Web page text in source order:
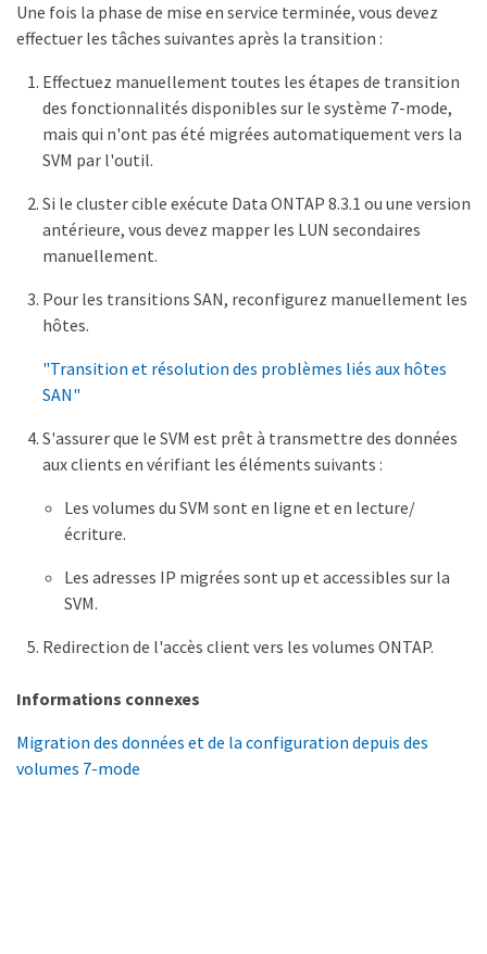
Une fois la phase de mise en service terminée, vous devez
effectuer les tâches suivantes après la transition :
Effectuez manuellement toutes les étapes de transition
des fonctionnalités disponibles sur le système 7-mode,
mais qui n'ont pas été migrées automatiquement vers la
SVM par l'outil.
Si le cluster cible exécute Data ONTAP 8.3.1 ou une version
antérieure, vous devez mapper les LUN secondaires
manuellement.
Pour les transitions SAN, reconfigurez manuellement les
hôtes.
"Transition et résolution des problèmes liés aux hôtes
SAN"
S'assurer que le SVM est prêt à transmettre des données
aux clients en vérifiant les éléments suivants :
Les volumes du SVM sont en ligne et en lecture/
écriture.
Les adresses IP migrées sont up et accessibles sur la
SVM.
Redirection de l'accès client vers les volumes ONTAP.
Informations connexes
Migration des données et de la configuration depuis des
volumes 7-mode